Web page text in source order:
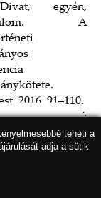
egyén,
A
2016. 91–110.
József:
– FISCHER-
2008
teheti a
adja a sütik